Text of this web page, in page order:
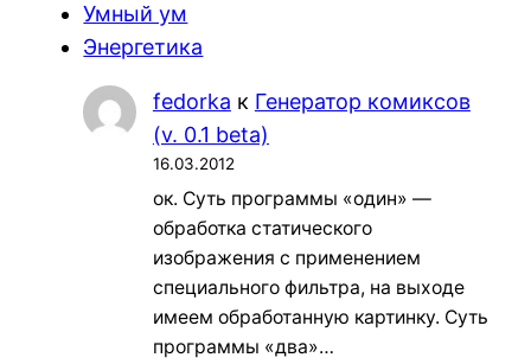
Умный ум
Энергетика
fedorka к Генератор комиксов
(v. 0.1 beta)
16.03.2012
ок. Суть программы «один» —
обработка статического
изображения с применением
специального фильтра, на выходе
имеем обработанную картинку. Суть
программы «два»…